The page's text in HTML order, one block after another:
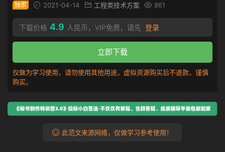
独家 2021-04-14 工程类技术方案 861
下载价格 4.9 人民币，VIP免费，请先 登录
立即下载
仅做为学习使用，请勿使用其他用途，虚拟资源购买后不退款，谨慎
购买。
此范文来源网络，仅做学习参考使用！